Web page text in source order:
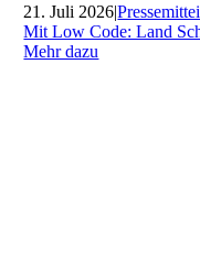
21. Juli 2026|
Mit Low Code: Land
Mehr dazu